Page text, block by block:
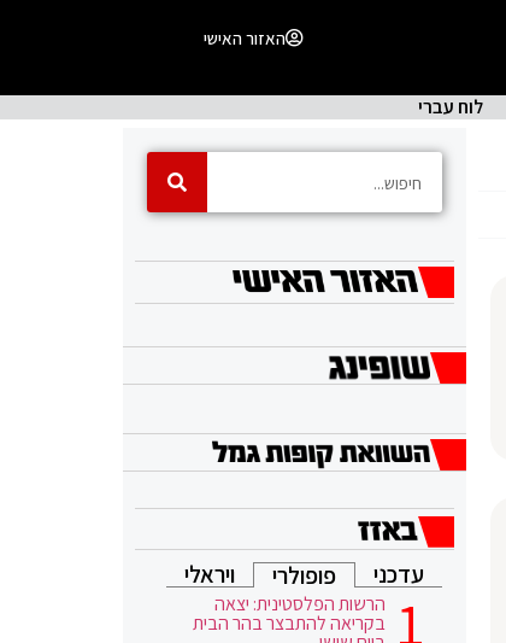
האזור האישי
לוח עברי
עדכני פופולרי ויראלי
הרשות הפלסטינית: יצאה
בקריאה להתבצר בהר הבית